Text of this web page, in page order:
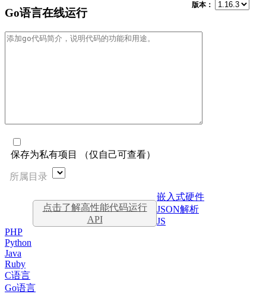
Go语言在线运行
版本：
保存为私有项目 （仅自己可查看）
所属目录
点击了解高性能代码运行
API
嵌入式硬件
JSON解析
JS
PHP
Python
Java
Ruby
C语言
Go语言